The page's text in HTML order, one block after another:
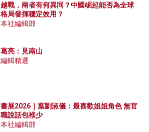
越戰，兩者有何異同？中國崛起能否為全球
格局發揮穩定效用？
本社編輯部
葛亮：見南山
編輯精選
書展2026｜葉劉淑儀：最喜歡姐姐角色 無官
職說話包袱少
本社編輯部